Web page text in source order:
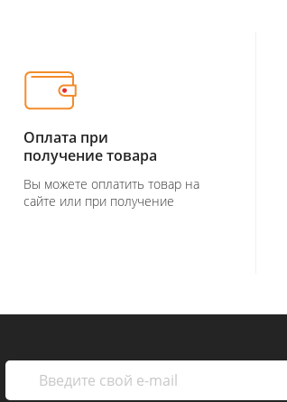
Оплата при
получение товара
Вы можете оплатить товар на
сайте или при получение